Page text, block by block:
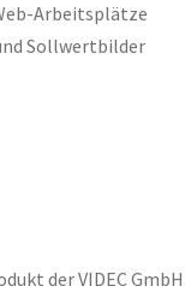
Arbeitsplätze
Sollwertbilder
der VIDEC